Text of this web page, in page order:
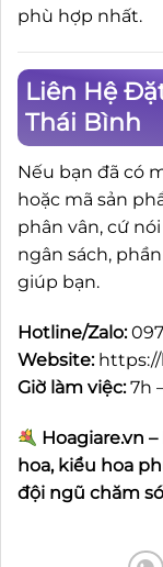
phù hợp nhất.
Liên Hệ
Thái Bình
Nếu bạn đã có
hoặc mã sản
phân vân, cứ
ngân sách,
giúp bạn.
Hotline/Zalo:
Website: https://
Giờ làm việc:7h
Hoagiare.vn
hoa, kiểu hoa
đội ngũ chăm